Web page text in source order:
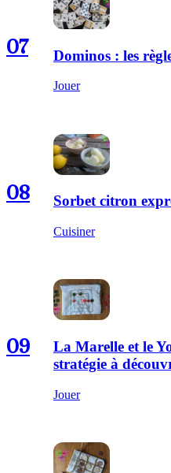
07 Dominos : les
Jouer
08 Sorbet citron
Cuisiner
09
La Marelle et le
stratégie à
Jouer